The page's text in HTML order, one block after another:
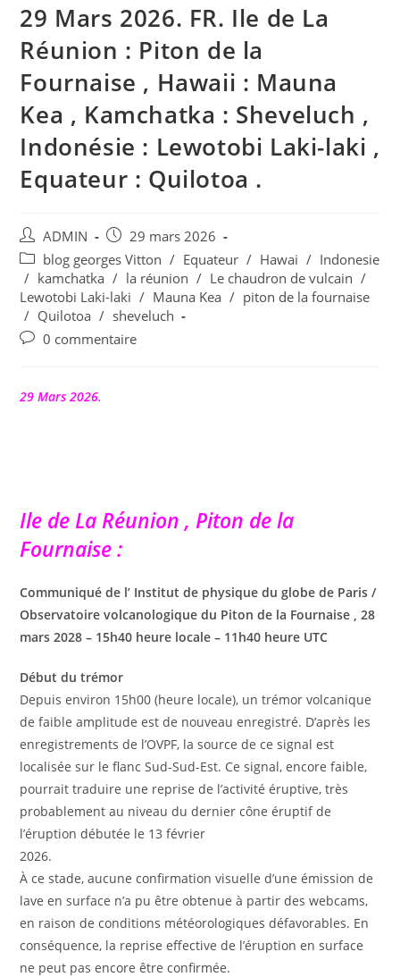
29 Mars 2026. FR. Ile de La
Réunion : Piton de la
Fournaise , Hawaii : Mauna
Kea , Kamchatka : Sheveluch ,
Indonésie : Lewotobi Laki-laki ,
Equateur : Quilotoa .
Auteur/autrice
de
la
publication :
ADMIN
Publication
publiée :
29 mars 2026
Post
category:
blog georges Vitton / Equateur / Hawai / Indonesie
/ kamchatka / la réunion / Le chaudron de vulcain /
Lewotobi Laki-laki / Mauna Kea / piton de la fournaise
/ Quilotoa / sheveluch
Commentaires
publication :
0 commentaire
29 Mars 2026.
Ile de La Réunion , Piton de la
Fournaise :
Communiqué de l’ Institut de physique du globe de Paris /
Observatoire volcanologique du Piton de la Fournaise , 28
mars 2028 – 15h40 heure locale – 11h40 heure UTC
Début du trémor
Depuis environ 15h00 (heure locale), un trémor volcanique
de faible amplitude est de nouveau enregistré. D’après les
enregistrements de l’OVPF, la source de ce signal est
localisée sur le flanc Sud-Sud-Est. Ce signal, encore faible,
pourrait traduire une reprise de l’activité éruptive, très
probablement au niveau du dernier cône éruptif de
l’éruption débutée le 13 février
2026.
À ce stade, aucune confirmation visuelle d’une émission de
lave en surface n’a pu être obtenue à partir des webcams,
en raison de conditions météorologiques défavorables. En
conséquence, la reprise effective de l’éruption en surface
ne peut pas encore être confirmée.